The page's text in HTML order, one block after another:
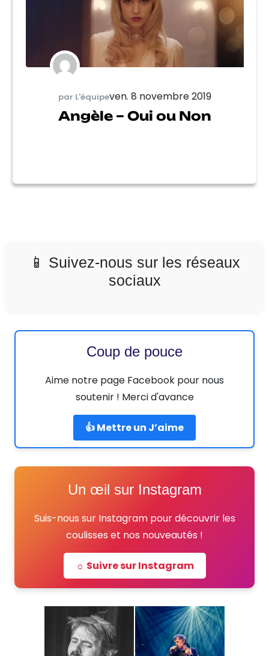
par L'équipeven. 8 novembre 2019
Angèle – Oui ou Non
📱 Suivez-nous sur les réseaux
sociaux
Coup de pouce
Aime notre page Facebook pour nous
soutenir ! Merci d'avance
👍 Mettre un J’aime
Un œil sur Instagram
Suis-nous sur Instagram pour découvrir les
coulisses et nos nouveautés !
☼ Suivre sur Instagram